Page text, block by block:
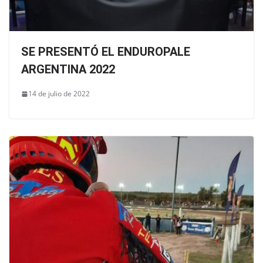
SE PRESENTÓ EL ENDUROPALE
ARGENTINA 2022
14 de julio de 2022